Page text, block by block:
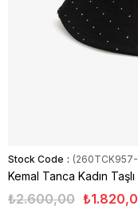
Stock Code
Kemal Tanca Kadın
₺2.600,00